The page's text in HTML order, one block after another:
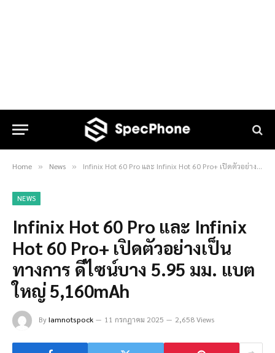
Home » News » Infinix Hot 60 Pro และ Infinix Hot 60 Pro+ เปิดตัวอย่างเป็นทางการ ดีไซน์บาง 5.95 มม. แบตใหญ่ 5,160mAh
NEWS
Infinix Hot 60 Pro และ Infinix
Hot 60 Pro+ เปิดตัวอย่างเป็น
ทางการ ดีไซน์บาง 5.95 มม. แบต
ใหญ่ 5,160mAh
ByIamnotspock 11 กรกฎาคม 2025 2,658 Views